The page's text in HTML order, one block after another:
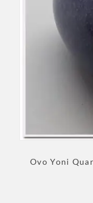
Ovo Yoni